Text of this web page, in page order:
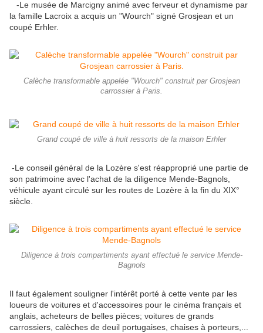
-Le musée de Marcigny animé avec ferveur et dynamisme par
la famille Lacroix a acquis un "Wourch" signé Grosjean et un
coupé Erhler.
Calèche transformable appelée "Wourch" construit par Grosjean
carrossier à Paris.
Grand coupé de ville à huit ressorts de la maison Erhler
-Le conseil général de la Lozère s'est réapproprié une partie de
son patrimoine avec l'achat de la diligence Mende-Bagnols,
véhicule ayant circulé sur les routes de Lozère à la fin du XIX°
siècle.
Diligence à trois compartiments ayant effectué le service Mende-
Bagnols
Il faut également souligner l'intérêt porté à cette vente par les
loueurs de voitures et d'accessoires pour le cinéma français et
anglais, acheteurs de belles pièces; voitures de grands
carrossiers, calèches de deuil portugaises, chaises à porteurs,...